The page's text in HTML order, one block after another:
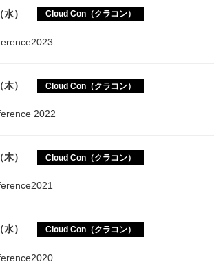
） Cloud Con（クラコン）
） Cloud Con（クラコン）
2022
） Cloud Con（クラコン）
） Cloud Con（クラコン）